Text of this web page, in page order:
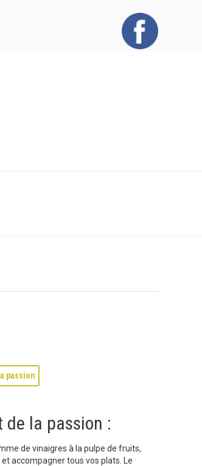
passion
la passion :
de vinaigres à la pulpe de fruits,
accompagner tous vos plats. Le